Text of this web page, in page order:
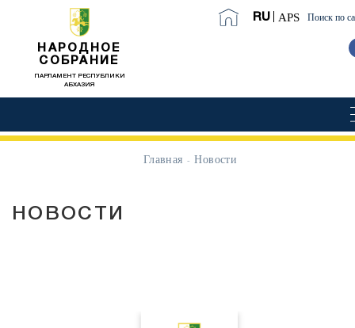
НАРОДНОЕ
СОБРАНИЕ
ПАРЛАМЕНТ РЕСПУБЛИКИ
АБХАЗИЯ
RU APS Поиск по
Главная Новости
НОВОСТИ